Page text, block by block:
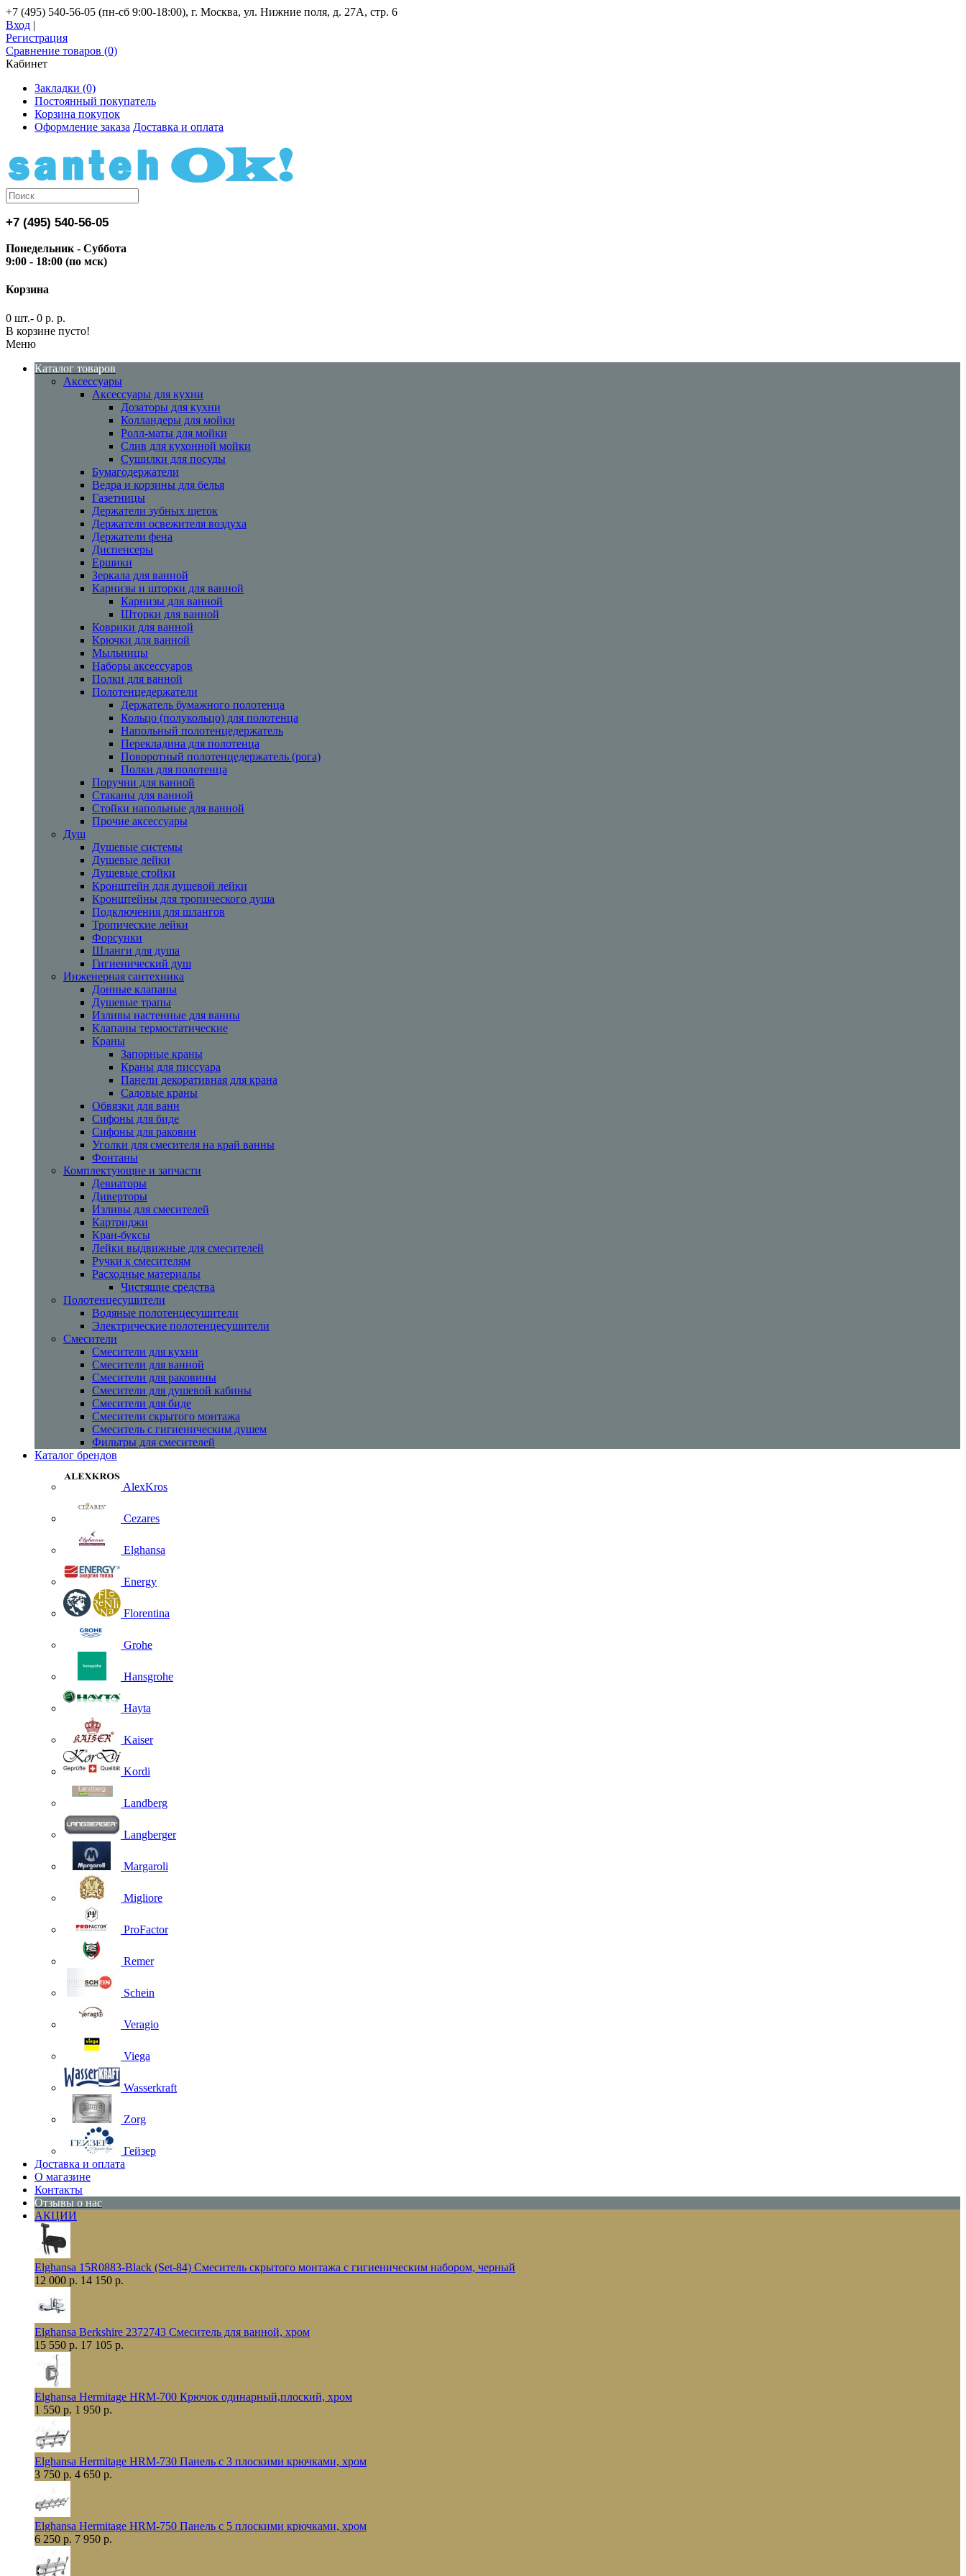
+7 (495) 540-56-05 (пн-сб 9:00-18:00), г. Москва, ул. Нижние поля, д. 27А, стр. 6
Вход |
Регистрация
Сравнение товаров (0)
Кабинет
Закладки (0)
Постоянный покупатель
Корзина покупок
Оформление заказа Доставка и оплата
+7 (495) 540-56-05
Понедельник - Суббота
9:00 - 18:00 (по мск)
Корзина
0 шт.- 0 р. р.
В корзине пусто!
Меню
Каталог товаров
Аксессуары
Аксессуары для кухни
Дозаторы для кухни
Колландеры для мойки
Ролл-маты для мойки
Слив для кухонной мойки
Сушилки для посуды
Бумагодержатели
Ведра и корзины для белья
Газетницы
Держатели зубных щеток
Держатели освежителя воздуха
Держатели фена
Диспенсеры
Ершики
Зеркала для ванной
Карнизы и шторки для ванной
Карнизы для ванной
Шторки для ванной
Коврики для ванной
Крючки для ванной
Мыльницы
Наборы аксессуаров
Полки для ванной
Полотенцедержатели
Держатель бумажного полотенца
Кольцо (полукольцо) для полотенца
Напольный полотенцедержатель
Перекладина для полотенца
Поворотный полотенцедержатель (рога)
Полки для полотенца
Поручни для ванной
Стаканы для ванной
Стойки напольные для ванной
Прочие аксессуары
Душ
Душевые системы
Душевые лейки
Душевые стойки
Кронштейн для душевой лейки
Кронштейны для тропического душа
Подключения для шлангов
Тропические лейки
Форсунки
Шланги для душа
Гигиенический душ
Инженерная сантехника
Донные клапаны
Душевые трапы
Изливы настенные для ванны
Клапаны термостатические
Краны
Запорные краны
Краны для писсуара
Панели декоративная для крана
Садовые краны
Обвязки для ванн
Сифоны для биде
Сифоны для раковин
Уголки для смесителя на край ванны
Фонтаны
Комплектующие и запчасти
Девиаторы
Диверторы
Изливы для смесителей
Картриджи
Кран-буксы
Лейки выдвижные для смесителей
Ручки к смесителям
Расходные материалы
Чистящие средства
Полотенцесушители
Водяные полотенцесушители
Электрические полотенцесушители
Смесители
Смесители для кухни
Смесители для ванной
Смесители для раковины
Смесители для душевой кабины
Смесители для биде
Смесители скрытого монтажа
Смеситель с гигиеническим душем
Фильтры для смесителей
Каталог брендов
AlexKros
Cezares
Elghansa
Energy
Florentina
Grohe
Hansgrohe
Hayta
Kaiser
Kordi
Landberg
Langberger
Margaroli
Migliore
ProFactor
Remer
Schein
Veragio
Viega
Wasserkraft
Zorg
Гейзер
Доставка и оплата
О магазине
Контакты
Отзывы о нас
АКЦИИ
Elghansa 15R0883-Black (Set-84) Смеситель скрытого монтажа с гигиеническим набором, черный
12 000 р. 14 150 р.
Elghansa Berkshire 2372743 Смеситель для ванной, хром
15 550 р. 17 105 р.
Elghansa Hermitage HRM-700 Крючок одинарный,плоский, хром
1 550 р. 1 950 р.
Elghansa Hermitage HRM-730 Панель с 3 плоскими крючками, хром
3 750 р. 4 650 р.
Elghansa Hermitage HRM-750 Панель с 5 плоскими крючками, хром
6 250 р. 7 950 р.